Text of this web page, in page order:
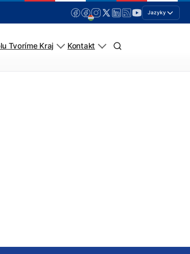
Jazyky
Tvoríme Kraj Kontakt